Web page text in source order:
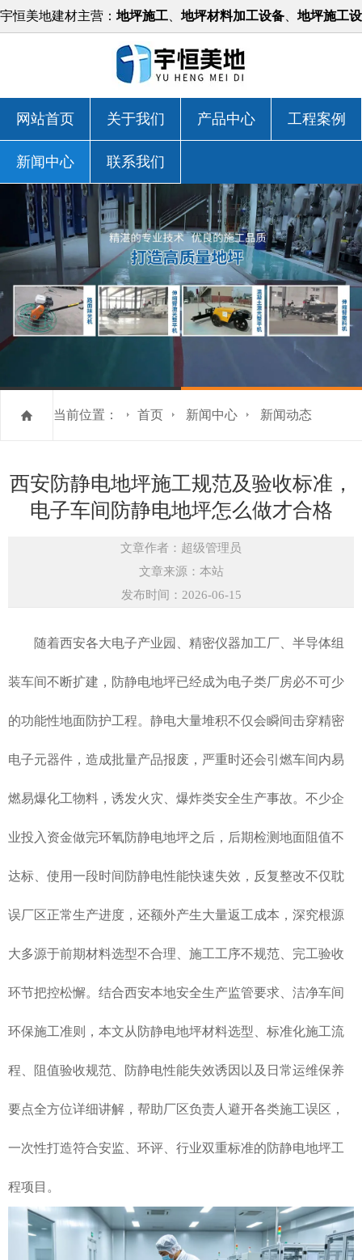
宇恒美地建材主营： 地坪施工 地坪材料加工设备 地坪施工设
备等，价格实惠！
网站首页 关于我们 产品中心 工程案例
新闻中心 联系我们
当前位置： 首页 新闻中心 新闻动态
西安防静电地坪施工规范及验收标准，
电子车间防静电地坪怎么做才合格
文章作者：超级管理员
文章来源：本站
发布时间：2026-06-15
随着西安各大电子产业园、精密仪器加工厂、半导体组
装车间不断扩建，防静电地坪已经成为电子类厂房必不可少
的功能性地面防护工程。静电大量堆积不仅会瞬间击穿精密
电子元器件，造成批量产品报废，严重时还会引燃车间内易
燃易爆化工物料，诱发火灾、爆炸类安全生产事故。不少企
业投入资金做完环氧防静电地坪之后，后期检测地面阻值不
达标、使用一段时间防静电性能快速失效，反复整改不仅耽
误厂区正常生产进度，还额外产生大量返工成本，深究根源
大多源于前期材料选型不合理、施工工序不规范、完工验收
环节把控松懈。结合西安本地安全生产监管要求、洁净车间
环保施工准则，本文从防静电地坪材料选型、标准化施工流
程、阻值验收规范、防静电性能失效诱因以及日常运维保养
要点全方位详细讲解，帮助厂区负责人避开各类施工误区，
一次性打造符合安监、环评、行业双重标准的防静电地坪工
程项目。